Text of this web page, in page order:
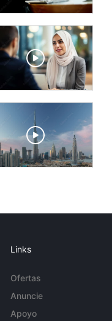
Links
Ofertas
Anuncie
Apoyo